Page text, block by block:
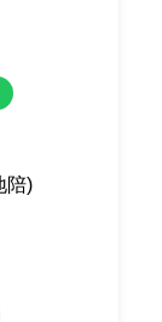
陪)